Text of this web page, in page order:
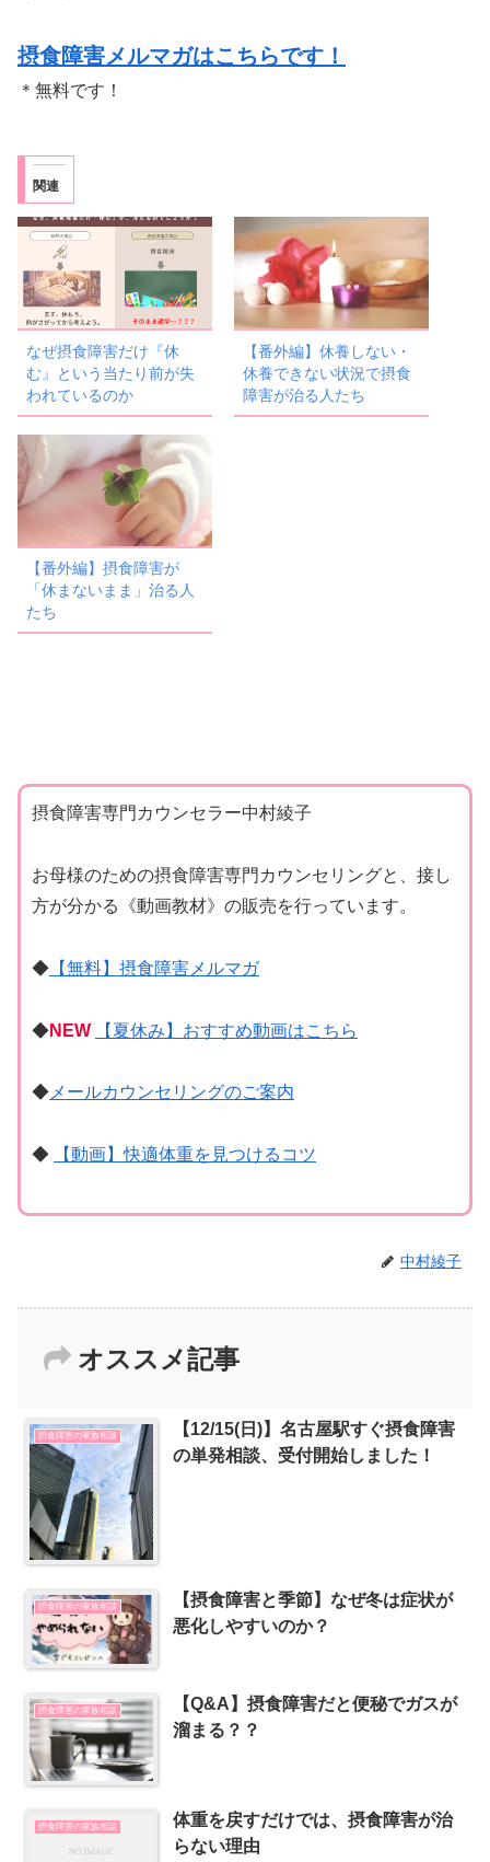
摂食障害メルマガはこちらです！
＊無料です！
関連
なぜ摂食障害だけ『休
む』という当たり前が失
われているのか
【番外編】休養しない・
休養できない状況で摂食
障害が治る人たち
【番外編】摂食障害が
「休まないまま」治る人
たち
摂食障害専門カウンセラー中村綾子
お母様のための摂食障害専門カウンセリングと、接し
方が分かる《動画教材》の販売を行っています。
◆ 【無料】摂食障害メルマガ
◆NEW 【夏休み】おすすめ動画はこちら
◆ メールカウンセリングのご案内
◆ 【動画】快適体重を見つけるコツ
中村綾子
オススメ記事
摂食障害の家族相談
【12/15(日)】名古屋駅すぐ摂食障害
の単発相談、受付開始しました！
摂食障害の家族相談
【摂食障害と季節】なぜ冬は症状が
悪化しやすいのか？
摂食障害の家族相談
【Q&A】摂食障害だと便秘でガスが
溜まる？？
摂食障害の家族相談
体重を戻すだけでは、摂食障害が治
らない理由